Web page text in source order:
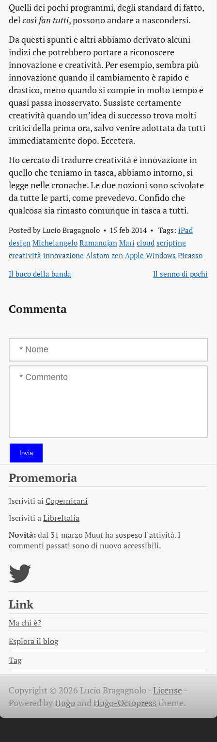
Quelli dei pochi programmi, degli standard di fatto,
delcosì fan tutti, possono andare a nascondersi.
Da questi spunti e altri abbiamo derivato alcuni
indizi che potrebbero portare a riconoscere
innovazione e creatività. Per esempio, sembra più
innovazione quando il cambiamento è rapido e
drastico, meno quando si compie in molto tempo e
quasi passa inosservato. Sussiste certamente
creatività quando un’idea di successo trova molti
critici della prima ora, salvo venire adottata da tutti
immediatamente dopo. Eccetera.
Ho cercato di tradurre creatività e innovazione in
quello che teniamo in tasca, abbiamo intorno, si
legge nelle cronache. Le due nozioni sono scivolate
da tutte le parti, come prevedevo. Confido che
qualcosa sia rimasto comunque in tasca a tutti.
Posted by Lucio Bragagnolo 15 feb 2014 Tags: iPad
design Michelangelo Ramanujan Mari cloud scripting
creatività innovazione Alstom zen Apple Windows Picasso
Il buco della banda
Il senno di pochi
Commenta
Invia
Promemoria
Iscriviti ai Copernicani
Iscriviti aLibreItalia
Novità:dal 31 marzo Muut ha sospeso l’attività. I
commenti passati sono di nuovo accessibili.
Link
Ma chi è?
Esplora il blog
Tag
Copyright © 2026 Lucio Bragagnolo -License -
Powered byHugo and Hugo-Octopress theme.